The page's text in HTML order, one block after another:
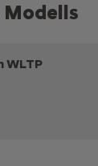
Modells
WLTP